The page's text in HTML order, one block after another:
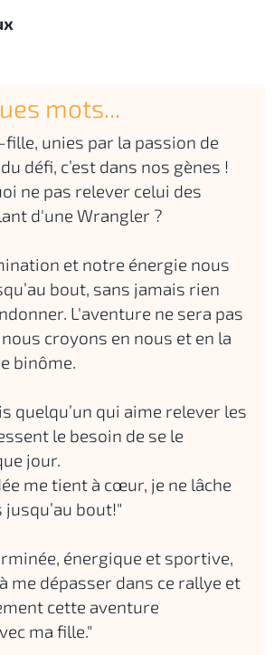
mots...
unies par la passion de
défi, c’est dans nos gènes !
ne pas relever celui des
d'une Wrangler ?
et notre énergie nous
bout, sans jamais rien
L'aventure ne sera pas
croyons en nous et en la
binôme.
quelqu’un qui aime relever les
le besoin de se le
jour.
me tient à cœur, je ne lâche
bout!"
énergique et sportive,
me dépasser dans ce rallye et
cette aventure
ma fille."